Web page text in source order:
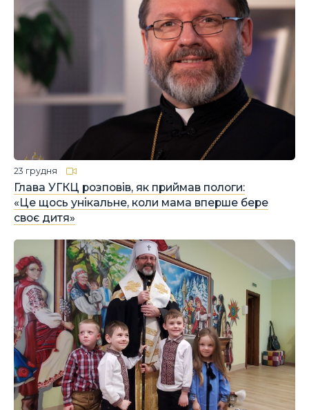
Глава УГКЦ розповів, як приймав пологи:
«Це щось унікальне, коли мама вперше бере
своє дитя»
23 грудня